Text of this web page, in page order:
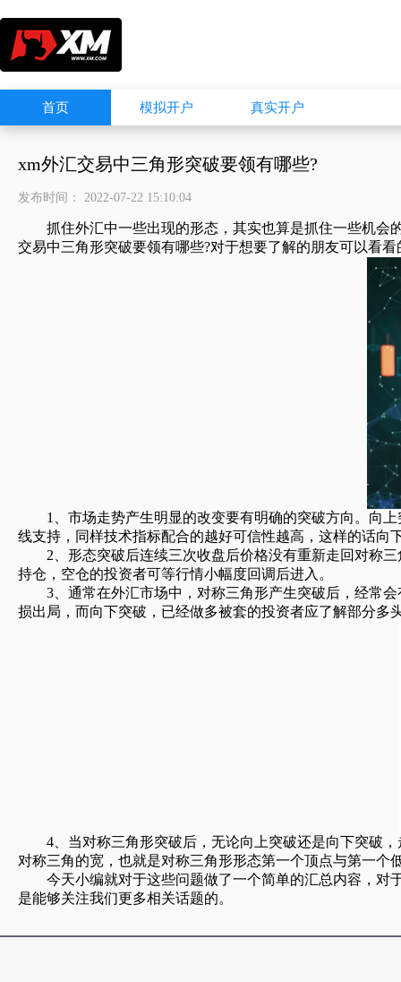
首页 模拟开户 真实开户
xm外汇交易中三角形突破要领有哪些?
发布时间： 2022-07-22 15:10:04
抓住外汇中一些出现的形态，其实也算是抓住一些机会
交易中三角形突破要领有哪些?对于想要了解的朋友可以看看
1、市场走势产生明显的改变要有明确的突破方向。向上
线支持，同样技术指标配合的越好可信性越高，这样的话向
2、形态突破后连续三次收盘后价格没有重新走回对称三
持仓，空仓的投资者可等行情小幅度回调后进入。
3、通常在外汇市场中，对称三角形产生突破后，经常会
损出局，而向下突破，已经做多被套的投资者应了解部分
4、当对称三角形突破后，无论向上突破还是向下突破，
对称三角的宽，也就是对称三角形形态第一个顶点与第一
今天小编就对于这些问题做了一个简单的汇总内容，对
是能够关注我们更多相关话题的。